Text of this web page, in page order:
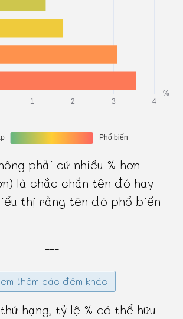
phải cứ nhiều % hơn
là chắc chắn tên đó hay
thị rằng tên đó phổ biến
---
thêm các đệm khác
hạng, tỷ lệ % có thể hữu